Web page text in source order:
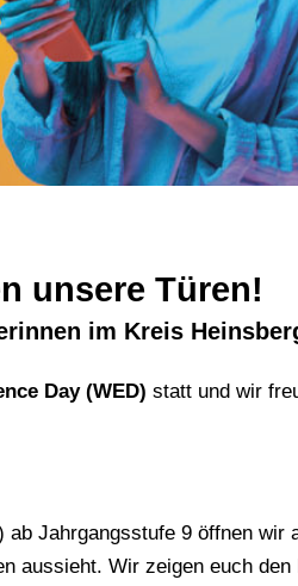
unsere Türen!
im Kreis
Day (WED) statt und wir
Jahrgangsstufe 9 öffnen wir
aussieht. Wir zeigen euch